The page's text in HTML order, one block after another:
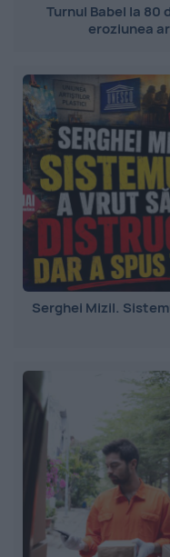
Turnul Babel la 80
eroziunea
Serghei Mizil.